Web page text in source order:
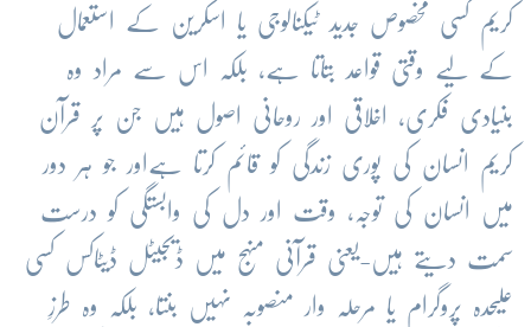
کریم کسی مخصوص جدید ٹیکنالوجی یا اسکرین کے استعمال
کے لیے وقتی قواعد بتاتا ہے، بلکہ اس سے مراد وہ
بنیادی فکری، اخلاقی اور روحانی اصول ہیں جن پر قرآن
کریم انسان کی پوری زندگی کو قائم کرتا ہےاور جو ہر دور
میں انسان کی توجہ، وقت اور دل کی وابستگی کو درست
سمت دیتے ہیں-یعنی قرآنی منہج میں ڈیجیٹل ڈیٹاکس کسی
علیحدہ پروگرام یا مرحلہ وار منصوبہ نہیں بنتا، بلکہ وہ طرزِ